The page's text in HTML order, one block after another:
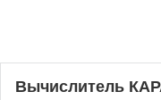
Вычислитель